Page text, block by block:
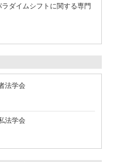
ダイムシフトに関する専門
法学会
法学会